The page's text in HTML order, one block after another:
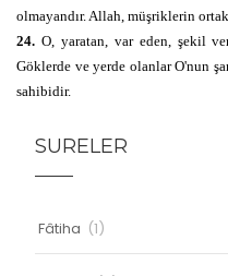
olmayandır. Allah, müşriklerin
24. O, yaratan, var eden, şekil
Göklerde ve yerde olanlar O'nun
sahibidir.
SURELER
Fâtiha (1)